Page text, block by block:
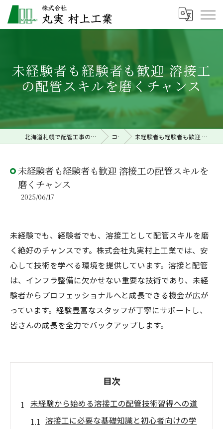
未経験者も経験者も歓迎 溶接工
の配管スキルを磨くチャンス
北海道札幌で配管工事の求人なら株式会社丸実村上工業 コラム 未経験者も経験者も歓迎 溶接工の配管スキルを磨くチャンス
未経験者も経験者も歓迎 溶接工の配管スキルを
磨くチャンス
2025/06/17
未経験でも、経験者でも、溶接工として配管スキルを磨
く絶好のチャンスです。株式会社丸実村上工業では、安
心して技術を学べる環境を提供しています。溶接と配管
は、インフラ整備に欠かせない重要な技術であり、未経
験者からプロフェッショナルへと成長できる機会が広が
っています。経験豊富なスタッフが丁寧にサポートし、
皆さんの成長を全力でバックアップします。
目次
未経験から始める溶接工の配管技術習得への道
溶接工に必要な基礎知識と初心者向けの学